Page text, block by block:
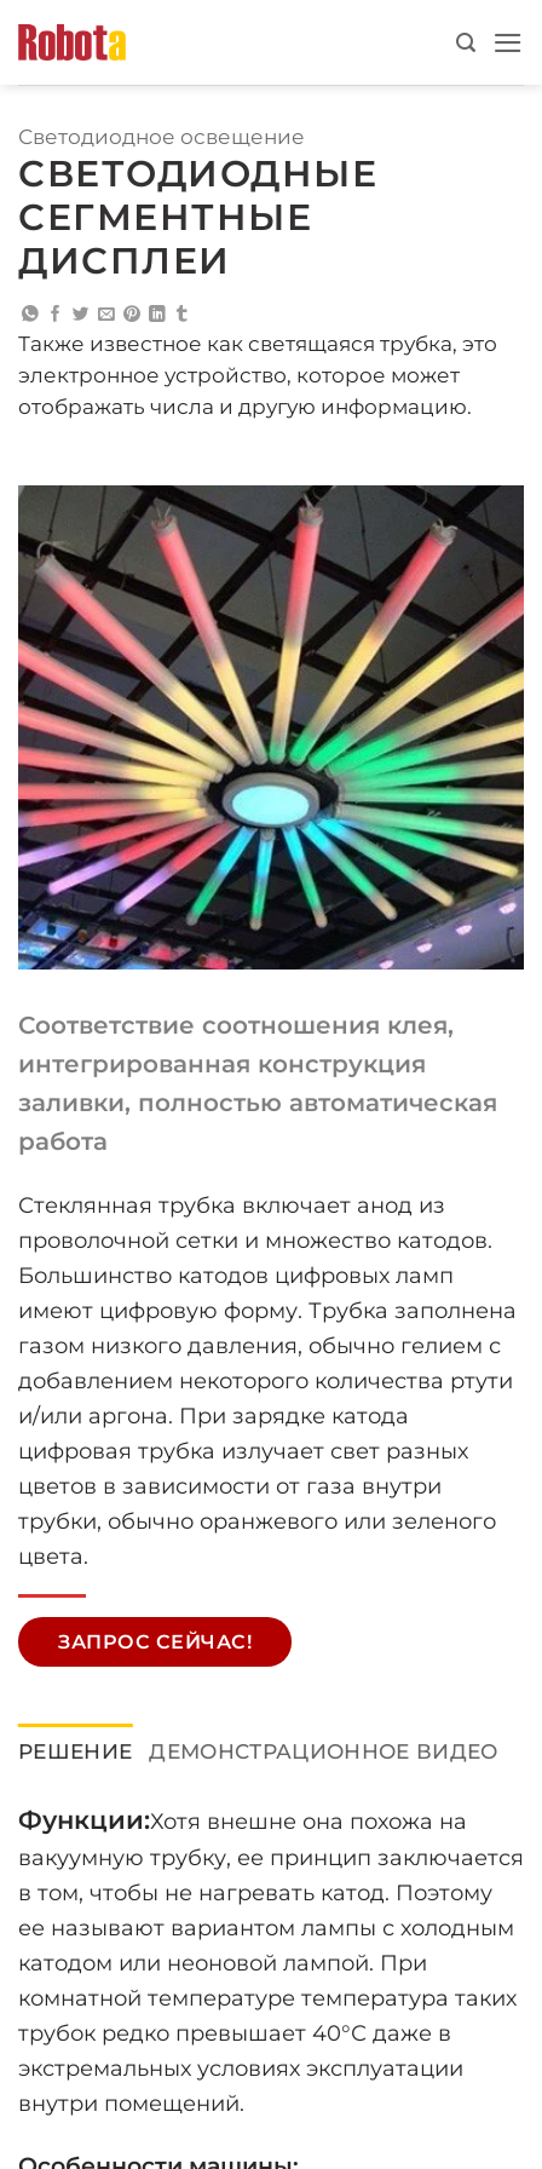
Светодиодное освещение
СВЕТОДИОДНЫЕ
СЕГМЕНТНЫЕ
ДИСПЛЕИ
Также известное как светящаяся трубка, это
электронное устройство, которое может
отображать числа и другую информацию.
Соответствие соотношения клея,
интегрированная конструкция
заливки, полностью автоматическая
работа
Стеклянная трубка включает анод из
проволочной сетки и множество катодов.
Большинство катодов цифровых ламп
имеют цифровую форму. Трубка заполнена
газом низкого давления, обычно гелием с
добавлением некоторого количества ртути
и/или аргона. При зарядке катода
цифровая трубка излучает свет разных
цветов в зависимости от газа внутри
трубки, обычно оранжевого или зеленого
цвета.
ЗАПРОС СЕЙЧАС!
РЕШЕНИЕ ДЕМОНСТРАЦИОННОЕ ВИДЕО
Функции:Хотя внешне она похожа на
вакуумную трубку, ее принцип заключается
в том, чтобы не нагревать катод. Поэтому
ее называют вариантом лампы с холодным
катодом или неоновой лампой. При
комнатной температуре температура таких
трубок редко превышает 40°С даже в
экстремальных условиях эксплуатации
внутри помещений.